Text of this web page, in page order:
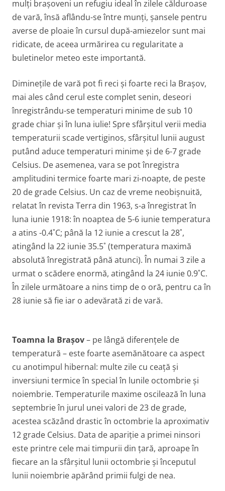
mulți brașoveni un refugiu ideal în zilele călduroase
de vară, însă aflându-se între munți, șansele pentru
averse de ploaie în cursul după-amiezelor sunt mai
ridicate, de aceea urmărirea cu regularitate a
buletinelor meteo este importantă.
Diminețile de vară pot fi reci și foarte reci la Brașov,
mai ales când cerul este complet senin, deseori
înregistrându-se temperaturi minime de sub 10
grade chiar și în luna iulie! Spre sfârșitul verii media
temperaturii scade vertiginos, sfârșitul lunii august
putând aduce temperaturi minime și de 6-7 grade
Celsius. De asemenea, vara se pot înregistra
amplitudini termice foarte mari zi-noapte, de peste
20 de grade Celsius. Un caz de vreme neobișnuită,
relatat în revista Terra din 1963, s-a înregistrat în
luna iunie 1918: în noaptea de 5-6 iunie temperatura
a atins -0.4˚C; până la 12 iunie a crescut la 28˚,
atingând la 22 iunie 35.5˚ (temperatura maximă
absolută înregistrată până atunci). În numai 3 zile a
urmat o scădere enormă, atingând la 24 iunie 0.9˚C.
În zilele următoare a nins timp de o oră, pentru ca în
28 iunie să fie iar o adevărată zi de vară.
Toamna la Brașov– pe lângă diferențele de
temperatură – este foarte asemănătoare ca aspect
cu anotimpul hibernal: multe zile cu ceață și
inversiuni termice în special în lunile octombrie și
noiembrie. Temperaturile maxime oscilează în luna
septembrie în jurul unei valori de 23 de grade,
acestea scăzând drastic în octombrie la aproximativ
12 grade Celsius. Data de apariție a primei ninsori
este printre cele mai timpurii din țară, aproape în
fiecare an la sfârșitul lunii octombrie și începutul
lunii noiembrie apărând primii fulgi de nea.